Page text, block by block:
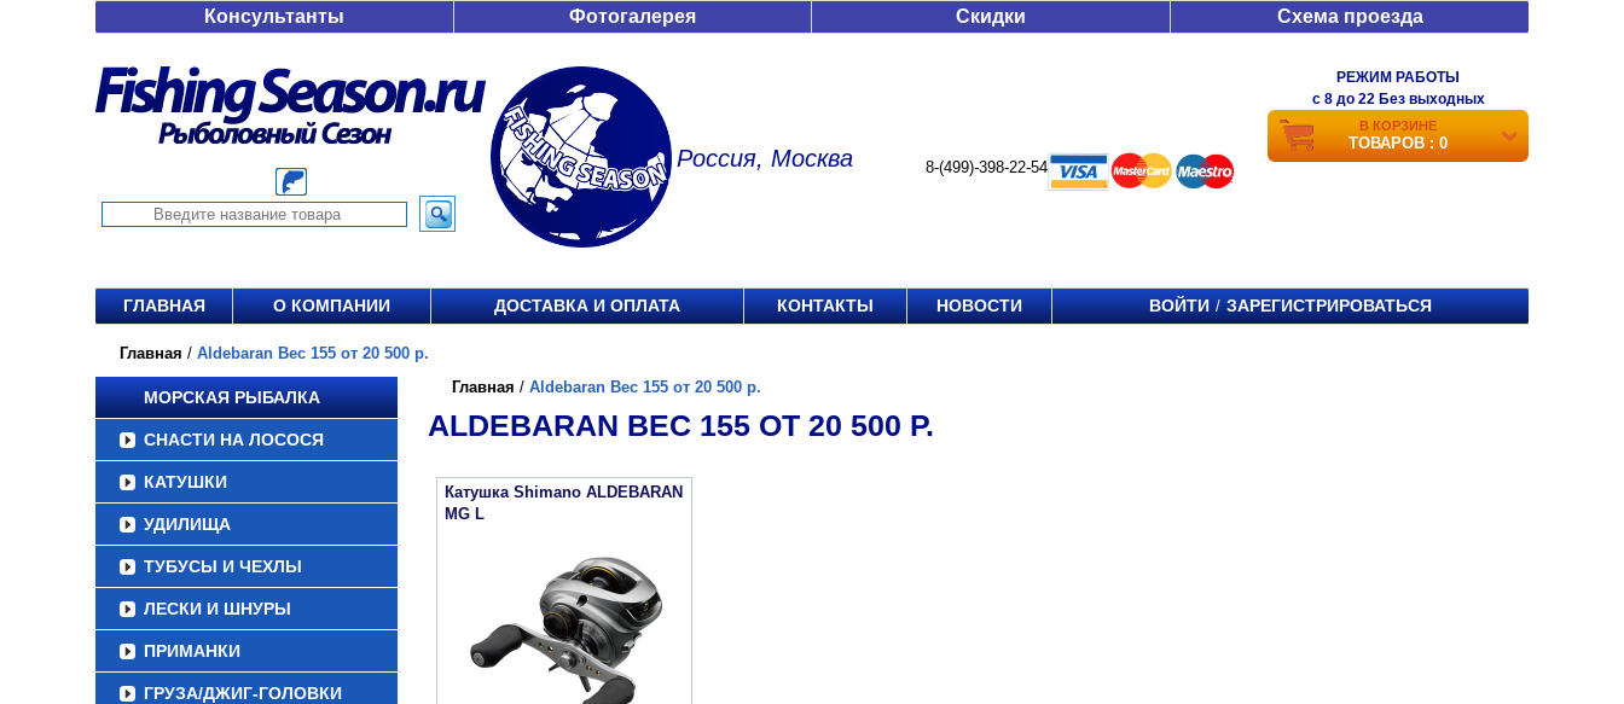
Консультанты Фотогалерея Скидки Схема проезда
Россия, Москва 8-(499)-398-22-54
РЕЖИМ РАБОТЫ
c 8 до 22 Без выходных
В КОРЗИНЕ
ТОВАРОВ : 0
ГЛАВНАЯ О КОМПАНИИ ДОСТАВКА И ОПЛАТА КОНТАКТЫ НОВОСТИ ВОЙТИ / ЗАРЕГИСТРИРОВАТЬСЯ
Главная / Aldebaran Вес 155 от 20 500 р.
МОРСКАЯ РЫБАЛКА
СНАСТИ НА ЛОСОСЯ
КАТУШКИ
УДИЛИЩА
ТУБУСЫ И ЧЕХЛЫ
ЛЕСКИ И ШНУРЫ
ПРИМАНКИ
ГРУЗА/ДЖИГ-ГОЛОВКИ
Главная / Aldebaran Вес 155 от 20 500 р.
ALDEBARAN ВЕС 155 ОТ 20 500 Р.
Катушка Shimano ALDEBARAN
MG L